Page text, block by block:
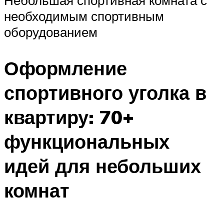
необходимым спортивным
оборудованием
Оформление
спортивного уголка в
квартиру: 70+
функциональных
идей для небольших
комнат